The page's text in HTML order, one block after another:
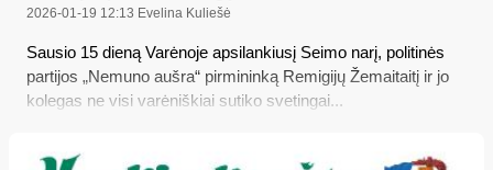
2026-01-19 12:13 Evelina Kuliešė
Sausio 15 dieną Varėnoje apsilankiusį Seimo narį, politinės
partijos „Nemuno aušra“ pirmininką Remigijų Žemaitaitį ir jo
kolegas ne visi varėniškiai sutiko svetingai...